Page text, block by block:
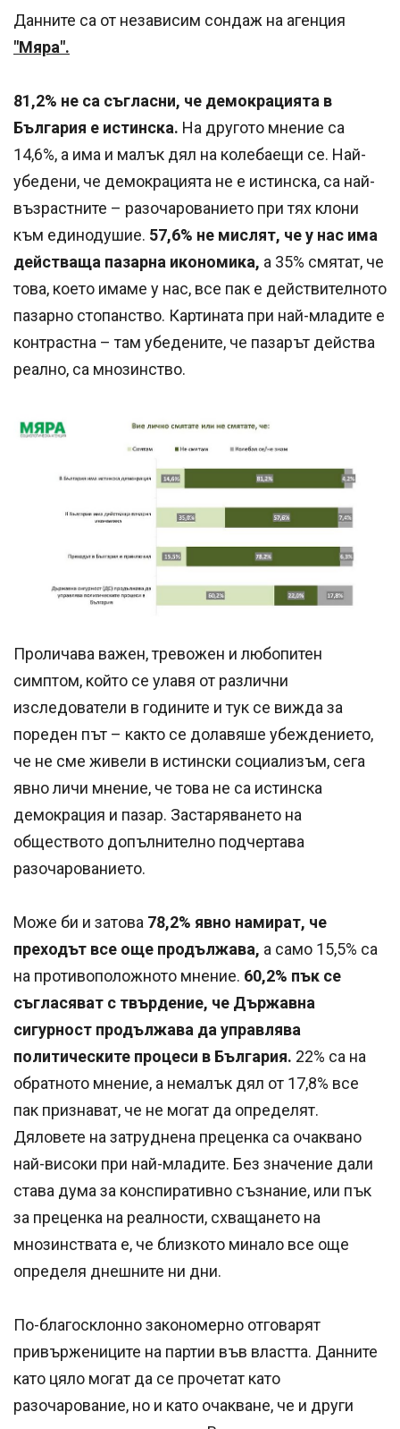
Данните са от независим сондаж на агенция
"Мяра".
81,2% не са съгласни, че демокрацията в
България е истинска. На другото мнение са
14,6%, а има и малък дял на колебаещи се. Най-
убедени, че демокрацията не е истинска, са най-
възрастните – разочарованието при тях клони
към единодушие. 57,6% не мислят, че у нас има
действаща пазарна икономика, а 35% смятат, че
това, което имаме у нас, все пак е действителното
пазарно стопанство. Картината при най-младите е
контрастна – там убедените, че пазарът действа
реално, са мнозинство.
Проличава важен, тревожен и любопитен
симптом, който се улавя от различни
изследователи в годините и тук се вижда за
пореден път – както се долавяше убеждението,
че не сме живели в истински социализъм, сега
явно личи мнение, че това не са истинска
демокрация и пазар. Застаряването на
обществото допълнително подчертава
разочарованието.
Може би и затова 78,2% явно намират, че
преходът все още продължава, а само 15,5% са
на противоположното мнение. 60,2% пък се
съгласяват с твърдение, че Държавна
сигурност продължава да управлява
политическите процеси в България. 22% са на
обратното мнение, а немалък дял от 17,8% все
пак признават, че не могат да определят.
Дяловете на затруднена преценка са очаквано
най-високи при най-младите. Без значение дали
става дума за конспиративно съзнание, или пък
за преценка на реалности, схващането на
мнозинствата е, че близкото минало все още
определя днешните ни дни.
По-благосклонно закономерно отговарят
привържениците на партии във властта. Данните
като цяло могат да се прочетат като
разочарование, но и като очакване, че и други